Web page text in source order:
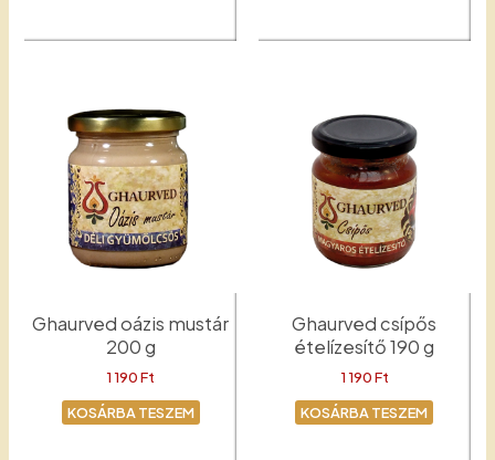
Ghaurved oázis mustár
200 g
1 190Ft
KOSÁRBA TESZEM
Ghaurved csípős
ételízesítő 190 g
1 190Ft
KOSÁRBA TESZEM